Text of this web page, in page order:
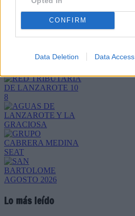
CONFIRM
Data Deletion Data Access
JComments
Lo más leído